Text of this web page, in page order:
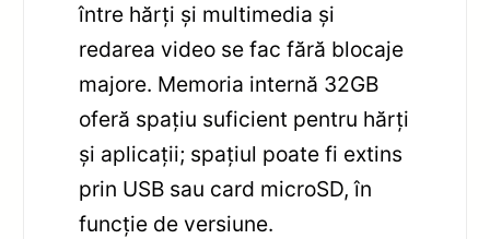
între hărți și multimedia și
redarea video se fac fără blocaje
majore. Memoria internă 32GB
oferă spațiu suficient pentru hărți
și aplicații; spațiul poate fi extins
prin USB sau card microSD, în
funcție de versiune.